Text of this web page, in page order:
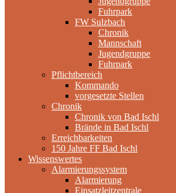
Fuhrpark
FW Sulzbach
Chronik
Mannschaft
Jugendgruppe
Fuhrpark
Pflichtbereich
Kommando
vorgesetzte Stellen
Chronik
Chronik von Bad Ischl
Brände in Bad Ischl
Erreichbarkeiten
150 Jahre FF Bad Ischl
Wissenswertes
Alarmierungssystem
Alarmierung
Einsatzleitzentrale